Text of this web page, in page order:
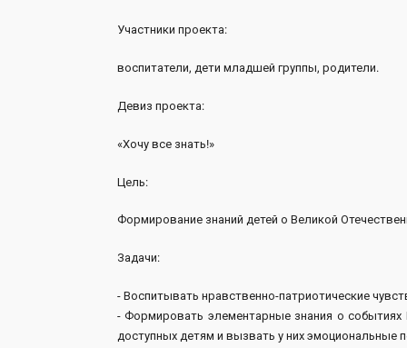
Участники проекта:
воспитатели, дети младшей группы, родители.
Девиз проекта:
«Хочу все знать!»
Цель:
Формирование знаний детей о Великой
Задачи:
- Воспитывать нравственно-патриотические
- Формировать элементарные знания о событиях
доступных детям и вызвать у них эмоциональные